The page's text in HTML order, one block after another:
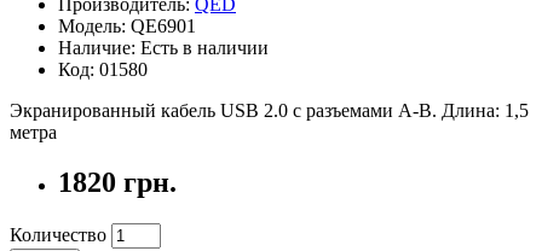
Модель: QE6901
Наличие: Есть в наличии
Код: 01580
Экранированный кабель USB 2.0 с разъемами A-B. Длина: 1,5
метра
1820 грн.
Количество